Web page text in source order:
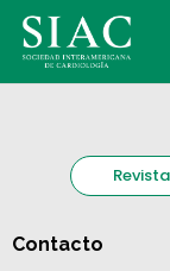
Contacto